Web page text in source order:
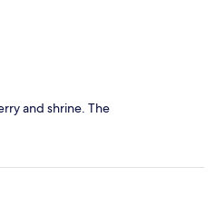
and shrine. The